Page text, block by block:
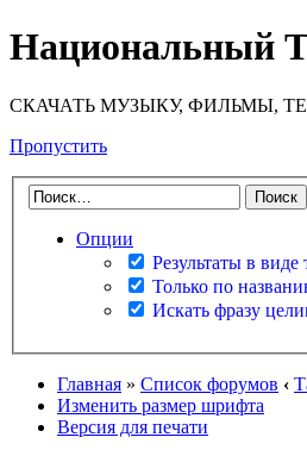
Национальный
СКАЧАТЬ МУЗЫКУ, ФИЛЬМЫ,
Пропустить
Опции
Результаты в виде
Только по
Искать фразу
Главная » Список форумов ‹
Изменить размер шрифта
Версия для печати